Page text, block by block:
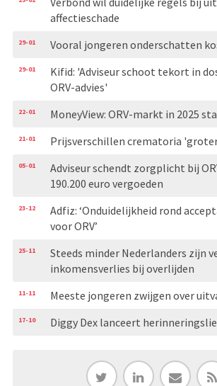
affectieschade
29-01 Vooral jongeren onderschatten
29-01
Kifid: 'Adviseur schoot tekort in
ORV-advies'
22-01 MoneyView: ORV-markt in 2025
21-01 Prijsverschillen crematoria
05-01
Adviseur schendt zorgplicht bij
190.200 euro vergoeden
23-12
Adfiz: ‘Onduidelijkheid rond
voor ORV’
25-11
Steeds minder Nederlanders zijn
inkomensverlies bij overlijden
11-11 Meeste jongeren zwijgen over
17-10 Diggy Dex lanceert